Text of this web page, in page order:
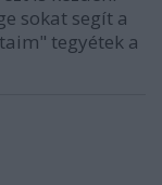
sokat segít a
tegyétek a